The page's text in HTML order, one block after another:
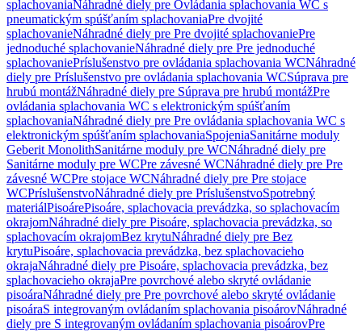
splachovaniaNáhradné diely pre Ovládania splachovania WC s
pneumatickým spúšťaním splachovaniaPre dvojité
splachovanieNáhradné diely pre Pre dvojité splachovaniePre
jednoduché splachovanieNáhradné diely pre Pre jednoduché
splachovaniePríslušenstvo pre ovládania splachovania WCNáhradné
diely pre Príslušenstvo pre ovládania splachovania WCSúprava pre
hrubú montážNáhradné diely pre Súprava pre hrubú montážPre
ovládania splachovania WC s elektronickým spúšťaním
splachovaniaNáhradné diely pre Pre ovládania splachovania WC s
elektronickým spúšťaním splachovaniaSpojeniaSanitárne moduly
Geberit MonolithSanitárne moduly pre WCNáhradné diely pre
Sanitárne moduly pre WCPre závesné WCNáhradné diely pre Pre
závesné WCPre stojace WCNáhradné diely pre Pre stojace
WCPríslušenstvoNáhradné diely pre PríslušenstvoSpotrebný
materiálPisoárePisoáre, splachovacia prevádzka, so splachovacím
okrajomNáhradné diely pre Pisoáre, splachovacia prevádzka, so
splachovacím okrajomBez krytuNáhradné diely pre Bez
krytuPisoáre, splachovacia prevádzka, bez splachovacieho
okrajaNáhradné diely pre Pisoáre, splachovacia prevádzka, bez
splachovacieho okrajaPre povrchové alebo skryté ovládanie
pisoáraNáhradné diely pre Pre povrchové alebo skryté ovládanie
pisoáraS integrovaným ovládaním splachovania pisoárovNáhradné
diely pre S integrovaným ovládaním splachovania pisoárovPre